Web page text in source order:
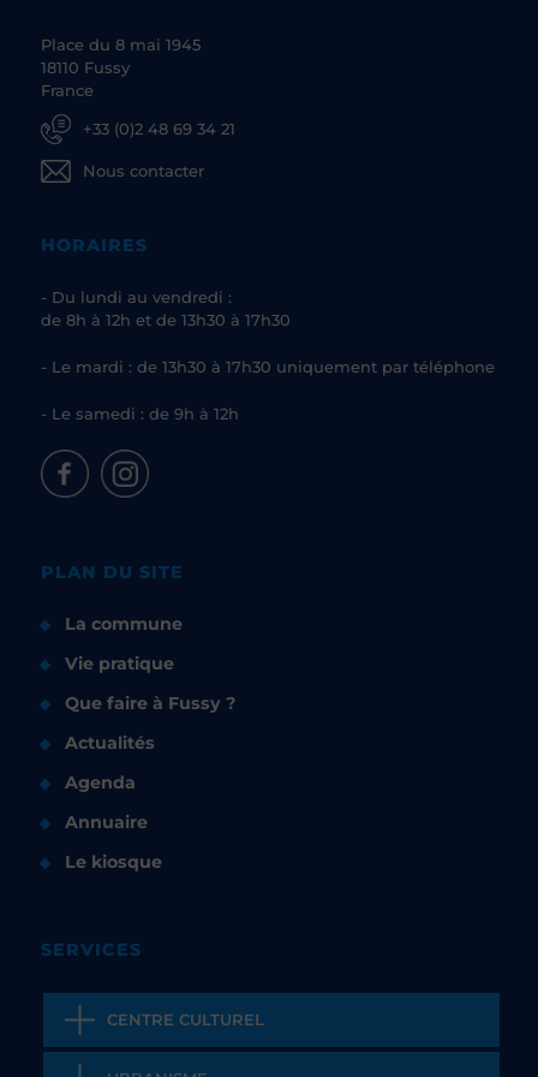
Place du 8 mai 1945
18110 Fussy
France
+33 (0)2 48 69 34 21
Nous contacter
HORAIRES
- Du lundi au vendredi :
de 8h à 12h et de 13h30 à 17h30
- Le mardi : de 13h30 à 17h30 uniquement par téléphone
- Le samedi : de 9h à 12h
PLAN DU SITE
La commune
Vie pratique
Que faire à Fussy ?
Actualités
Agenda
Annuaire
Le kiosque
SERVICES
CENTRE CULTUREL